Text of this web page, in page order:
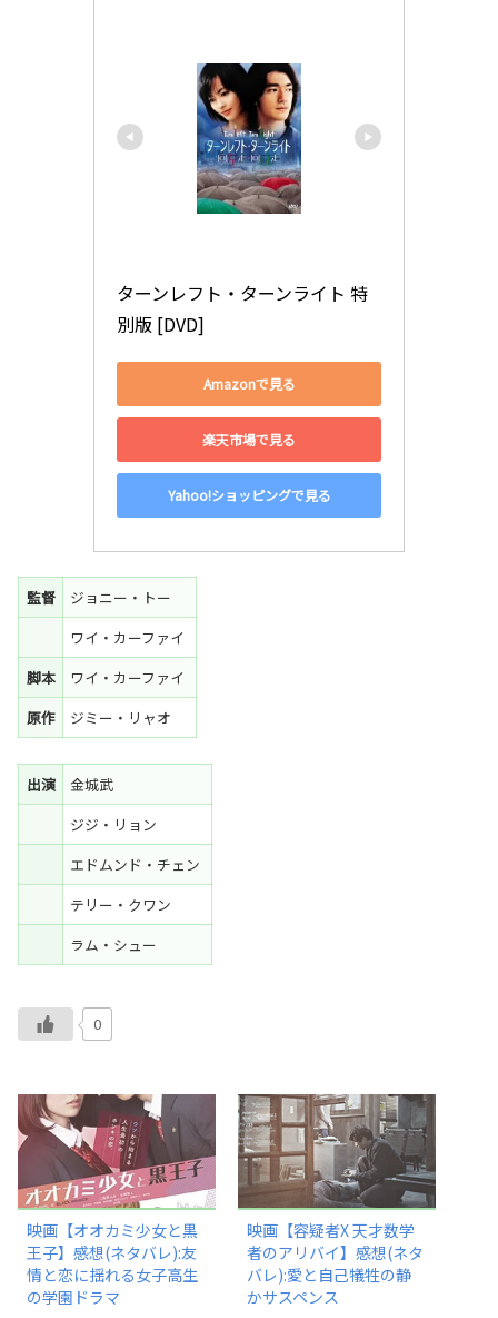
ターンレフト・ターンライト 特
別版 [DVD]
Amazonで見る
楽天市場で見る
Yahoo!ショッピングで見る
監督
ジョニー・トー
ワイ・カーファイ
脚本
ワイ・カーファイ
原作
ジミー・リャオ
出演
金城武
ジジ・リョン
エドムンド・チェン
テリー・クワン
ラム・シュー
0
映画【オオカミ少女と黒
王子】感想(ネタバレ):友
情と恋に揺れる女子高生
の学園ドラマ
映画【容疑者X 天才数学
者のアリバイ】感想(ネタ
バレ):愛と自己犠牲の静
かサスペンス